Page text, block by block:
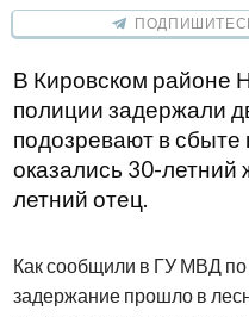
ПОДПИШИТЕСЬ
В Кировском районе
полиции задержали
подозревают в сбыте
оказались 30-летний
летний отец.
Как сообщили в ГУ МВД по
задержание прошло в